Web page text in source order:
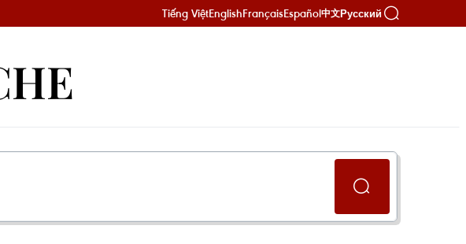
Tiếng ViệtEnglishFrançaisEspañol中文Русский